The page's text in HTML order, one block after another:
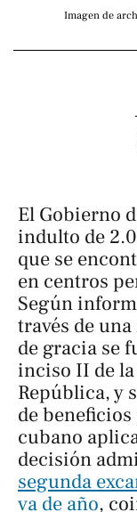
Imagen de
El Gobierno
indulto de
que se
en centros
Según
través de
de gracia se
inciso II de
República, y
de
cubano
decisión
segunda
va de año,